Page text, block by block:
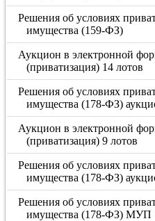
Решения об условиях
имущества (159-ФЗ)
Аукцион в электронной
(приватизация) 14 лотов
Решения об условиях
имущества (178-ФЗ)
Аукцион в электронной
(приватизация) 9 лотов
Решения об условиях
имущества (178-ФЗ)
Решения об условиях
имущества (178-ФЗ) МУП